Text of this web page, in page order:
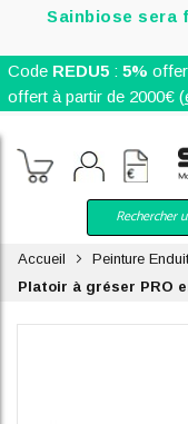
Sainbiose sera
Code REDU5: 5%
offert à partir de 2000€ (
Accueil
Peinture Enduit
Platoir à gréser PRO